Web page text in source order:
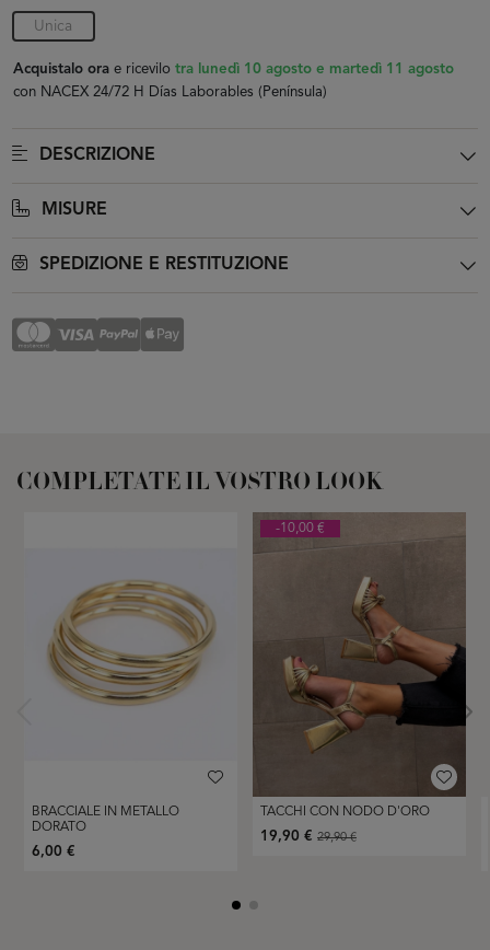
Unica
Acquistalo orae ricevilo tra lunedì 10 agosto e martedì 11 agosto
con NACEX 24/72 H Días Laborables (Península)
DESCRIZIONE
MISURE
SPEDIZIONE E RESTITUZIONE
COMPLETATE IL VOSTRO LOOK
BRACCIALE IN METALLO
DORATO
6,00 €
-10,00 €
TACCHI CON NODO D'ORO
19,90 € 29,90 €